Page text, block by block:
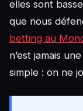
elles sont
que nous
betting au
n’est jamais
simple : on ne